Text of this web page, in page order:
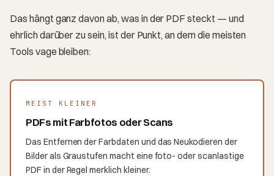
Das hängt ganz davon ab, was in der PDF steckt — und
ehrlich darüber zu sein, ist der Punkt, an dem die meisten
Tools vage bleiben:
MEIST KLEINER
PDFs mit Farbfotos oder Scans
Das Entfernen der Farbdaten und das Neukodieren der
Bilder als Graustufen macht eine foto- oder scanlastige
PDF in der Regel merklich kleiner.